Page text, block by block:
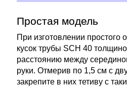
Простая модель
При изготовлении простого
кусок трубы SCH 40
расстоянию между
руки. Отмерив по 1,5 см с
закрепите в них тетиву с